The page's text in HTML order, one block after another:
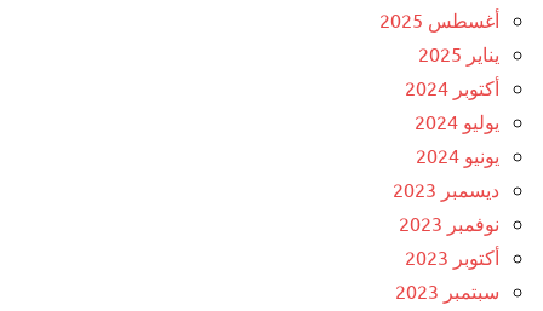
أغسطس 2025
يناير 2025
أكتوبر 2024
يوليو 2024
يونيو 2024
ديسمبر 2023
نوفمبر 2023
أكتوبر 2023
سبتمبر 2023